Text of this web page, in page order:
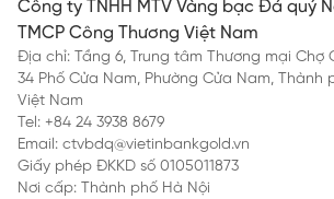
Công ty TNHH MTV Vàng bạc Đá quý
TMCP Công Thương Việt Nam
Địa chỉ: Tầng 6, Trung tâm Thương mại Chợ
34 Phố Cửa Nam, Phường Cửa Nam, Thành
Việt Nam
Tel: +84 24 3938 8679
Email: ctvbdq@vietinbankgold.vn
Giấy phép ĐKKD số 0105011873
Nơi cấp: Thành phố Hà Nội